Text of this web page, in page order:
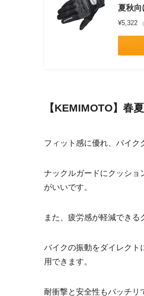
夏秋向
¥5,322
【KEMIMOTO】春
フィット感に優れ、バイク
ナックルガードにクッショ
がいいです。
また、疲労感が軽減できる
バイクの振動をダイレクト
用できます。
耐衝撃と安全性もバッチリ